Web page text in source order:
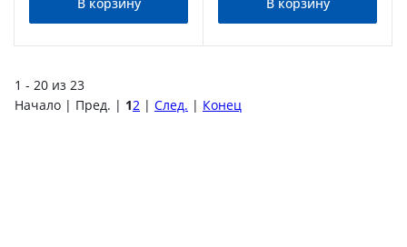
1 - 20 из 23
Начало | Пред. | 12 | След. | Конец